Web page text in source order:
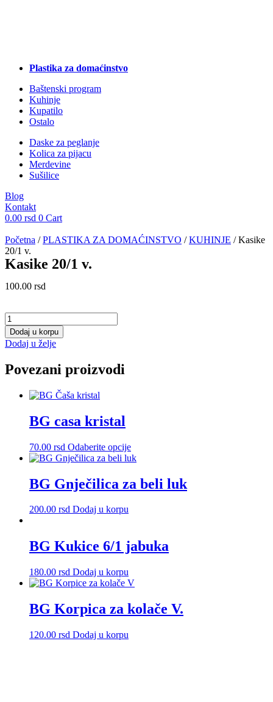
Plastika za domaćinstvo
Baštenski program
Kuhinje
Kupatilo
Ostalo
Daske za peglanje
Kolica za pijacu
Merdevine
Sušilice
Blog
Kontakt
0.00 rsd 0 Cart
Početna /PLASTIKA ZA DOMAĆINSTVO /KUHINJE / Kasike
20/1 v.
Kasike 20/1 v.
100.00 rsd
Kasike
20/1
v.
količina
Dodaj u korpu
Dodaj u želje
Povezani proizvodi
BG casa kristal
70.00 rsd Odaberite opcijeOvaj
proizvod
više
varijanti.
na
stranici
BG Gnječilica za beli luk
200.00 rsd Dodaj u korpu
BG Kukice 6/1 jabuka
180.00 rsd Dodaj u korpu
BG Korpica za kolače V.
120.00 rsd Dodaj u korpu